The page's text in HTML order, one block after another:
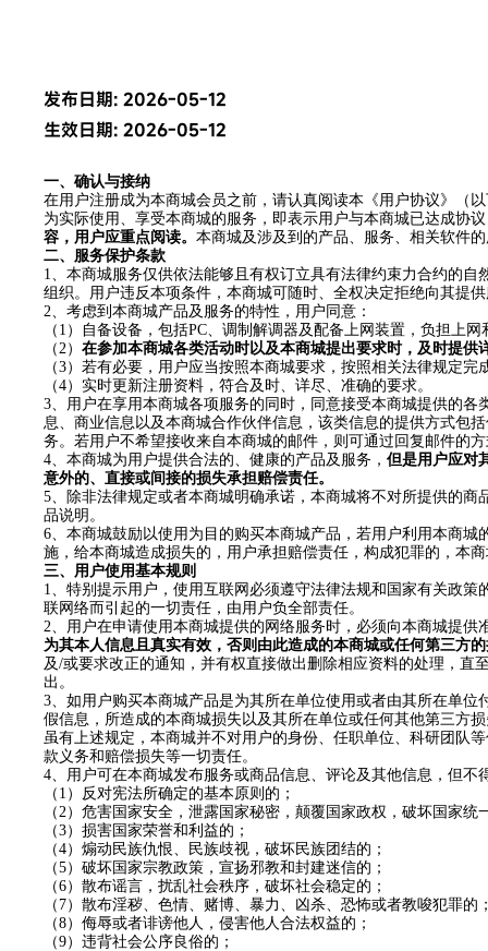
发布日期: 2026-05-12
生效日期: 2026-05-12
一、确认与接纳
在用户注册成为本商城会员之前，请认真阅读本《用户协议》（
为实际使用、享受本商城的服务，即表示用户与本商城已达成协
容，用户应重点阅读。 本商城及涉及到的产品、服务、相关软件
二、服务保护条款
1、本商城服务仅供依法能够且有权订立具有法律约束力合约的
组织。用户违反本项条件，本商城可随时、全权决定拒绝向其提
2、考虑到本商城产品及服务的特性，用户同意：
（ 1 ）自备设备，包括PC、调制解调器及配备上网装置，负担上
（2） 在参加本商城各类活动时以及本商城提出要求时，及时提
（3）若有必要，用户应当按照本商城要求，按照相关法律规定完
（4）实时更新注册资料，符合及时、详尽、准确的要求。
3、用户在享用本商城各项服务的同时，同意接受本商城提供的
息、商业信息以及本商城合作伙伴信息，该类信息的提供方式包
务。若用户不希望接收来自本商城的邮件，则可通过回复邮件的
4、本商城为用户提供合法的、健康的产品及服务， 但是用户应对
意外的、直接或间接的损失承担赔偿责任。
5、除非法律规定或者本商城明确承诺，本商城将不对所提供的
品说明。
6、本商城鼓励以使用为目的购买本商城产品，若用户利用本商
施，给本商城造成损失的，用户承担赔偿责任，构成犯罪的，本
三、用户使用基本规则
1、特别提示用户，使用互联网必须遵守法律法规和国家有关政
联网络而引起的一切责任，由用户负全部责任。
2、用户在申请使用本商城提供的网络服务时，必须向本商城提
为其本人信息且真实有效，否则由此造成的本商城或任何第三方
及/或要求改正的通知，并有权直接做出删除相应资料的处理，直
出。
3、如用户购买本商城产品是为其所在单位使用或者由其所在单
假信息，所造成的本商城损失以及其所在单位或任何其他第三方
虽有上述规定，本商城并不对用户的身份、任职单位、科研团队
款义务和赔偿损失等一切责任。
4、用户可在本商城发布服务或商品信息、评论及其他信息，但
（ 1 ）反对宪法所确定的基本原则的；
（2）危害国家安全，泄露国家秘密，颠覆国家政权，破坏国家统
（3）损害国家荣誉和利益的；
（4）煽动民族仇恨、民族歧视，破坏民族团结的；
（5）破坏国家宗教政策，宣扬邪教和封建迷信的；
（6）散布谣言，扰乱社会秩序，破坏社会稳定的；
（ 7）散布淫秽、色情、赌博、暴力、凶杀、恐怖或者教唆犯罪的
（8）侮辱或者诽谤他人，侵害他人合法权益的；
（9）违背社会公序良俗的；